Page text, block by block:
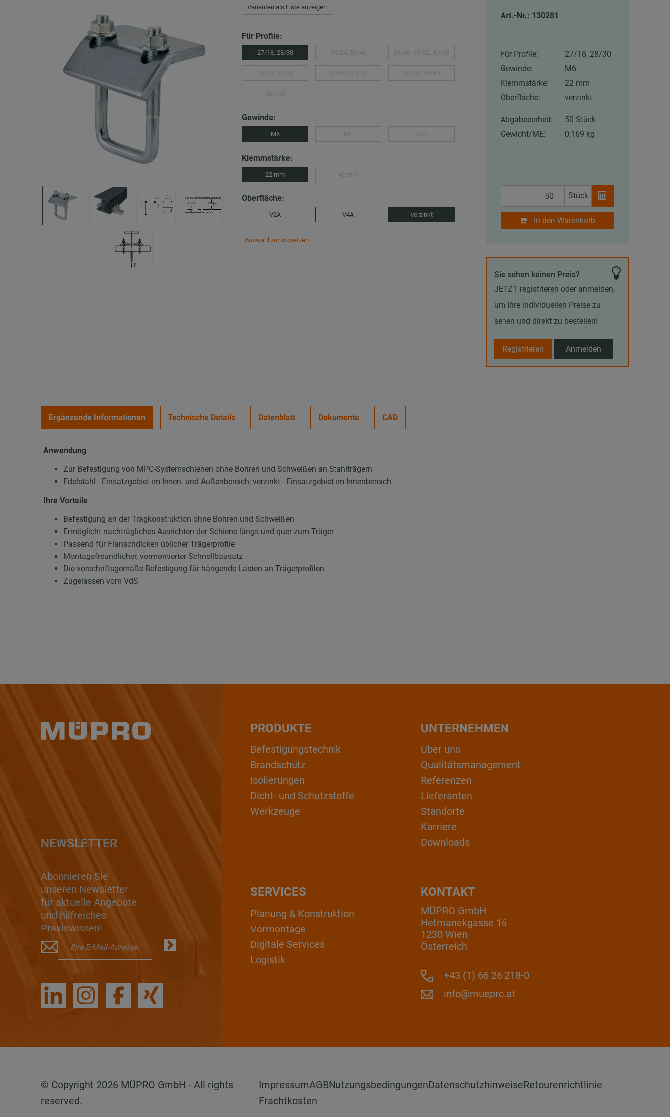
Varianten als Liste anzeigen
Für Profile:
27/18, 28/30
Gewinde:
M6
Klemmstärke:
22 mm
Oberfläche:
V2A V4A verzinkt
Auswahl zurücksetzen
Art.-Nr.: 130281
Für Profile:
27/18, 28/30
Gewinde:
M6
Klemmstärke:
22 mm
Oberfläche:
verzinkt
Abgabeeinheit:
50 Stück
Gewicht/ME:
0,169 kg
Stück
In den Warenkorb
Sie sehen keinen Preis?
JETZT registrieren oder anmelden,
um Ihre individuellen Preise zu
sehen und direkt zu bestellen!
Registrieren Anmelden
Ergänzende Informationen Technische Details Datenblatt Dokumente CAD
Anwendung
Zur Befestigung von MPC-Systemschienen ohne Bohren und Schweißen an Stahlträgern
Edelstahl - Einsatzgebiet im Innen- und Außenbereich; verzinkt - Einsatzgebiet im Innenbereich
Ihre Vorteile
Befestigung an der Tragkonstruktion ohne Bohren und Schweißen
Ermöglicht nachträgliches Ausrichten der Schiene längs und quer zum Träger
Passend für Flanschdicken üblicher Trägerprofile
Montagefreundlicher, vormontierter Schnellbausatz
Die vorschriftsgemäße Befestigung für hängende Lasten an Trägerprofilen
Zugelassen vom VdS
NEWSLETTER
Abonnieren Sie
unseren Newsletter
für aktuelle Angebote
und hilfreiches
Praxiswissen!
PRODUKTE
Befestigungstechnik
Brandschutz
Isolierungen
Dicht- und Schutzstoffe
Werkzeuge
UNTERNEHMEN
Über uns
Qualitätsmanagement
Referenzen
Lieferanten
Standorte
Karriere
Downloads
KONTAKT
MÜPRO GmbH
Hetmanekgasse 16
1230 Wien
Österreich
+43 (1) 66 26 218-0
info@muepro.at
SERVICES
Planung & Konstruktion
Vormontage
Digitale Services
Logistik
© Copyright 2026 MÜPRO GmbH - All rights
reserved.
ImpressumAGBNutzungsbedingungenDatenschutzhinweiseRetourenrichtlinie
Frachtkosten